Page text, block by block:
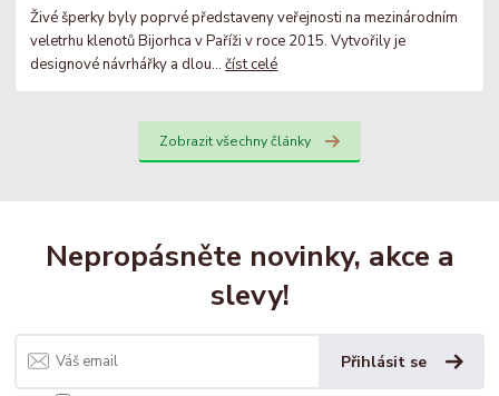
Živé šperky byly poprvé představeny veřejnosti na mezinárodním
veletrhu klenotů Bijorhca v Paříži v roce 2015. Vytvořily je
designové návrhářky a dlou...číst celé
Zobrazit všechny články
Nepropásněte novinky, akce a
slevy!
Přihlásit se